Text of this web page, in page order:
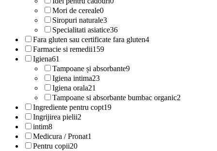
Mori de cereale0
Siropuri naturale3
Specialitati asiatice36
Fara gluten sau certificate fara gluten4
Farmacie si remedii159
Igiena61
Tampoane și absorbante9
Igiena intima23
Igiena orala21
Tampoane si absorbante bumbac organic2
Ingrediente pentru copt19
Ingrijirea pielii2
intim8
Medicura / Pronat1
Pentru copii20